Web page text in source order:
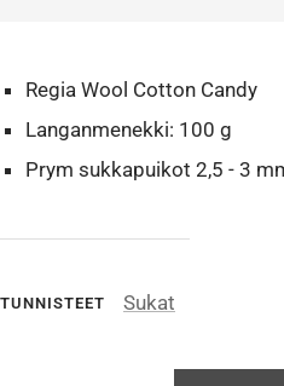
TUNNISTEET Sukat
Regia Wool Cotton Candy
Langanmenekki: 100 g
Prym sukkapuikot 2,5 - 3